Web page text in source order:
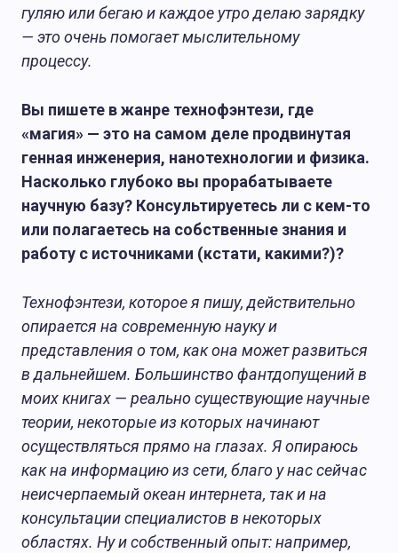
гуляю или бегаю и каждое утро делаю зарядку
— это очень помогает мыслительному
процессу.
Вы пишете в жанре технофэнтези, где
«магия» — это на самом деле продвинутая
генная инженерия, нанотехнологии и физика.
Насколько глубоко вы прорабатываете
научную базу? Консультируетесь ли с кем-то
или полагаетесь на собственные знания и
работу с источниками (кстати, какими?)?
Технофэнтези, которое я пишу, действительно
опирается на современную науку и
представления о том, как она может развиться
в дальнейшем. Большинство фантдопущений в
моих книгах — реально существующие научные
теории, некоторые из которых начинают
осуществляться прямо на глазах. Я опираюсь
как на информацию из сети, благо у нас сейчас
неисчерпаемый океан интернета, так и на
консультации специалистов в некоторых
областях. Ну и собственный опыт: например,